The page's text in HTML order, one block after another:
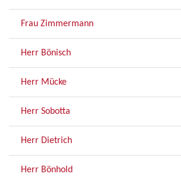
Frau Zimmermann
Herr Bönisch
Herr Mücke
Herr Sobotta
Herr Dietrich
Herr Bönhold